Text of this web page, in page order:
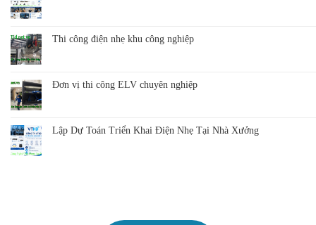
Thi công điện nhẹ khu công nghiệp
Đơn vị thi công ELV chuyên nghiệp
Lập Dự Toán Triển Khai Điện Nhẹ Tại Nhà Xưởng